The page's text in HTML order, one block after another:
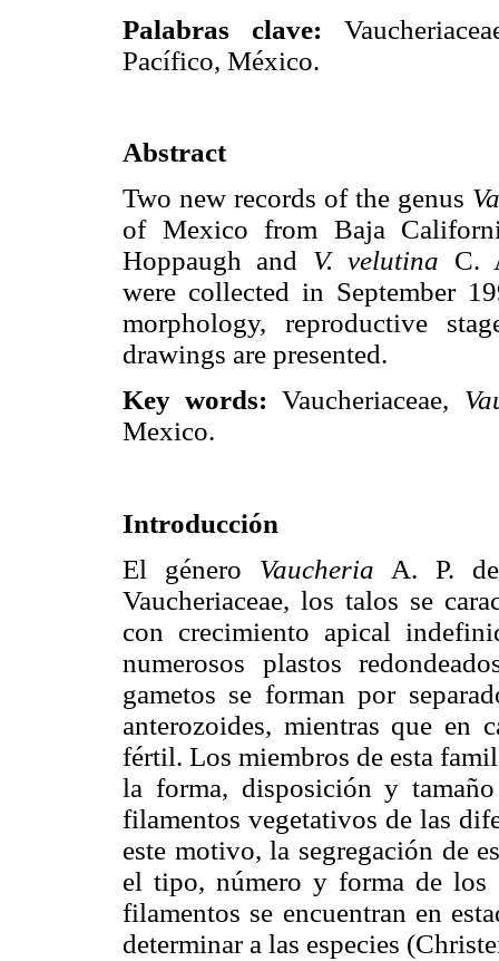
Palabras clave:
Pacífico, México.
Abstract
Two new records of the genus
of Mexico from Baja
Hoppaugh and V. velutina C.
were collected in September
morphology, reproductive
drawings are presented.
Key words: Vaucheriaceae,
Mexico.
Introducción
El género Vaucheria A. P.
Vaucheriaceae, los talos se
con crecimiento apical
numerosos plastos
gametos se forman por
anterozoides, mientras que en
fértil. Los miembros de esta
la forma, disposición y
filamentos vegetativos de las
este motivo, la segregación de
el tipo, número y forma de
filamentos se encuentran en
determinar a las especies